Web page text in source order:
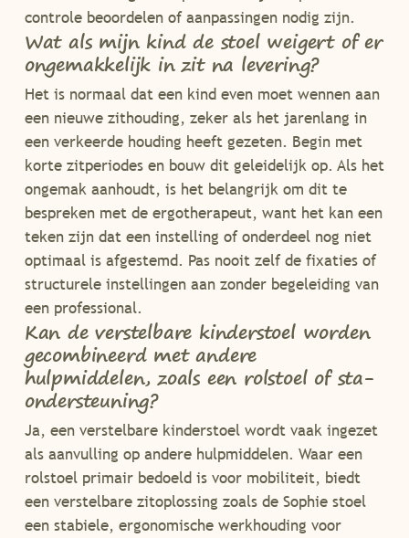
controle beoordelen of aanpassingen nodig zijn.
Wat als mijn kind de stoel weigert of er
ongemakkelijk in zit na levering?
Het is normaal dat een kind even moet wennen aan
een nieuwe zithouding, zeker als het jarenlang in
een verkeerde houding heeft gezeten. Begin met
korte zitperiodes en bouw dit geleidelijk op. Als het
ongemak aanhoudt, is het belangrijk om dit te
bespreken met de ergotherapeut, want het kan een
teken zijn dat een instelling of onderdeel nog niet
optimaal is afgestemd. Pas nooit zelf de fixaties of
structurele instellingen aan zonder begeleiding van
een professional.
Kan de verstelbare kinderstoel worden
gecombineerd met andere
hulpmiddelen, zoals een rolstoel of sta-
ondersteuning?
Ja, een verstelbare kinderstoel wordt vaak ingezet
als aanvulling op andere hulpmiddelen. Waar een
rolstoel primair bedoeld is voor mobiliteit, biedt
een verstelbare zitoplossing zoals de Sophie stoel
een stabiele, ergonomische werkhouding voor